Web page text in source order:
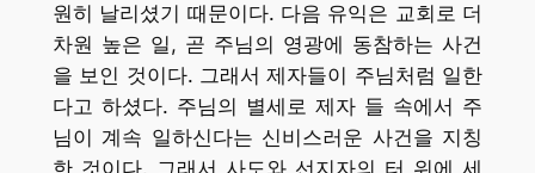
원히 날리셨기 때문이다. 다음 유익은 교회로 더
차원 높은 일, 곧 주님의 영광에 동참하는 사건
을 보인 것이다. 그래서 제자들이 주님처럼 일한
다고 하셨다. 주님의 별세로 제자 들 속에서 주
님이 계속 일하신다는 신비스러운 사건을 지칭